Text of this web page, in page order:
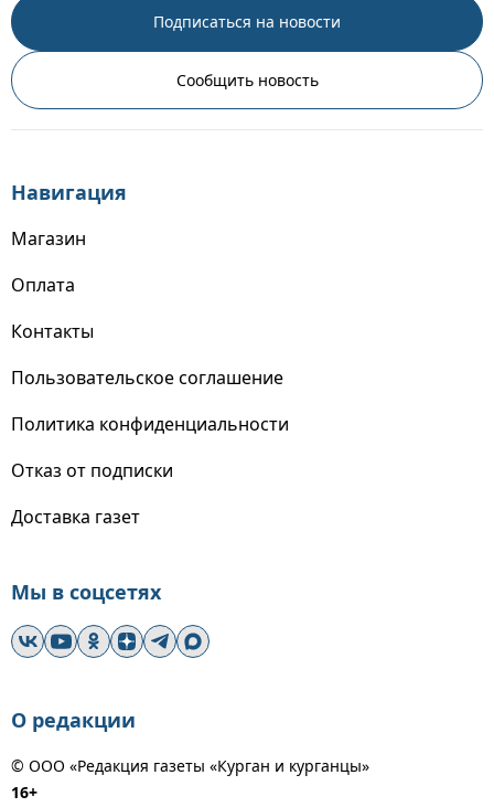
Подписаться на новости
Сообщить новость
Навигация
Магазин
Оплата
Контакты
Пользовательское соглашение
Политика конфиденциальности
Отказ от подписки
Доставка газет
Мы в соцсетях
О редакции
© ООО «Редакция газеты «Курган и курганцы»
16+